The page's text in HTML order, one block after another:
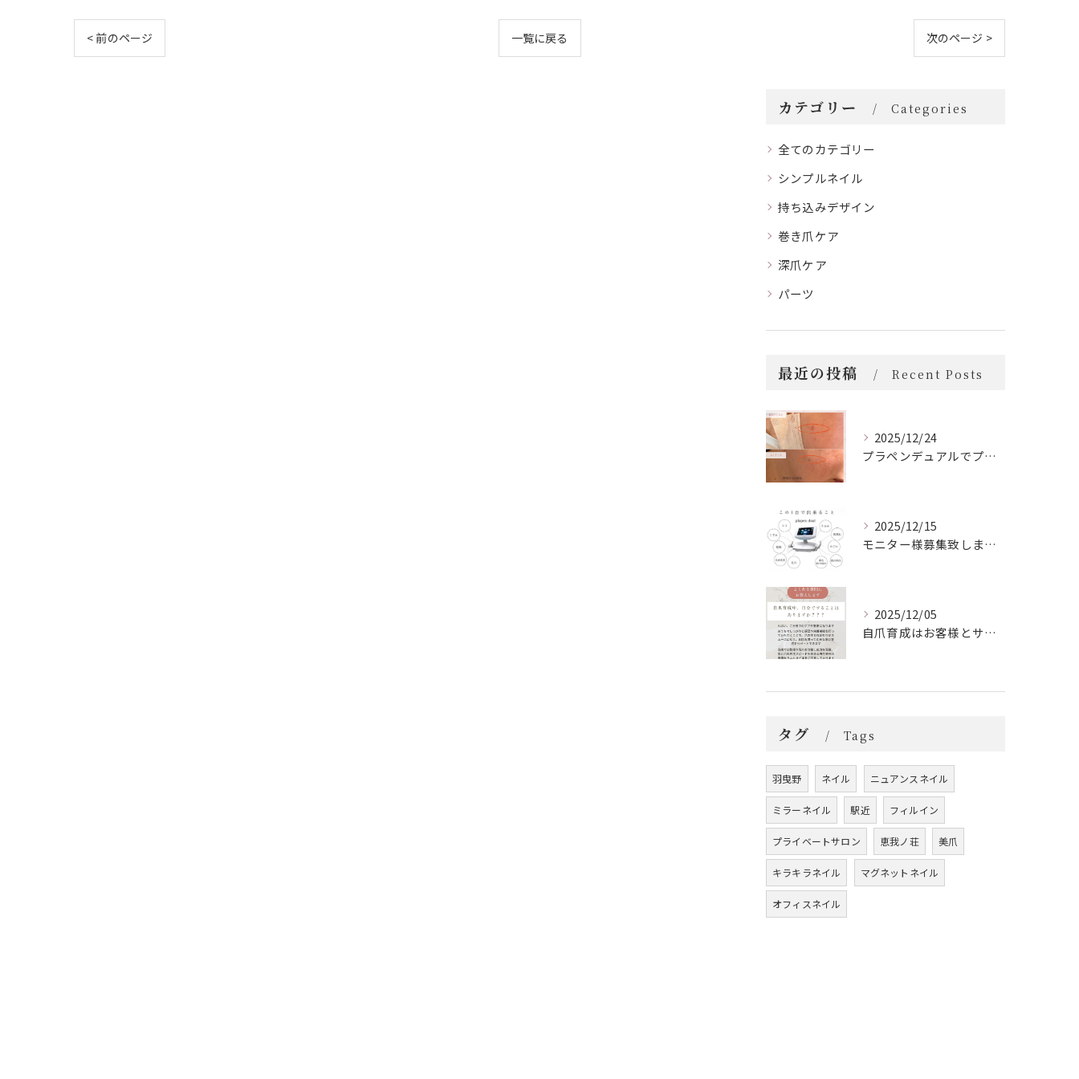
< 前のページ 一覧に戻る 次のページ >
カテゴリー Categories
全てのカテゴリー
シンプルネイル
持ち込みデザイン
巻き爪ケア
深爪ケア
パーツ
最近の投稿 Recent Posts
2025/12/24
プラペンデュアルでプラズマ照射
2025/12/15
モニター様募集致します！
2025/12/05
自爪育成はお客様とサロンの二人三脚
タグ Tags
羽曳野 ネイル ニュアンスネイル
ミラーネイル 駅近 フィルイン
プライベートサロン 恵我ノ荘 美爪
キラキラネイル マグネットネイル
オフィスネイル